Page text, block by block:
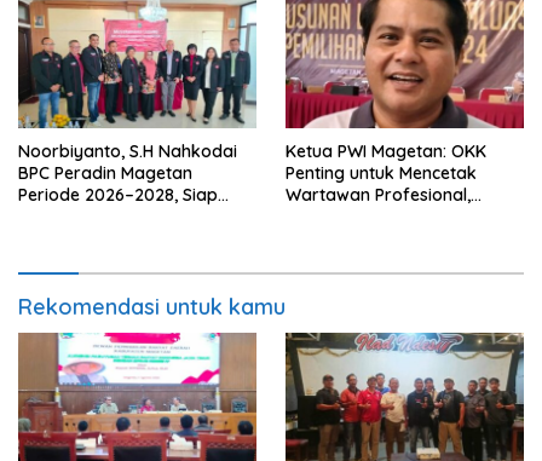
Noorbiyanto, S.H Nahkodai
BPC Peradin Magetan
Periode 2026–2028, Siap
Ketua PWI Magetan: OKK
Penting untuk Mencetak
Wartawan Profesional,
Rekomendasi untuk kamu